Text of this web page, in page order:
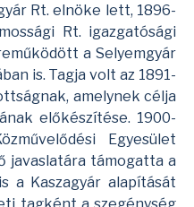
Rt. elnöke lett, 1896-
Rt. igazgatósági
a Selyemgyár
is. Tagja volt az 1891-
amelynek célja
előkészítése. 1900-
Egyesület
javaslatára támogatta a
a Kaszagyár alapítását